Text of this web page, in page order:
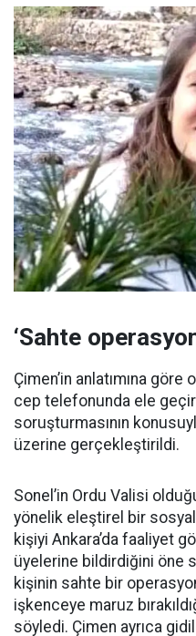
‘Sahte
Çimen’in anlatımına göre
cep telefonunda ele
soruşturmasının
üzerine gerçekleştirildi.
Sonel’in Ordu Valisi
yönelik eleştirel bir sosyal
kişiyi Ankara’da faaliyet
üyelerine bildirdiğini öne
kişinin sahte bir
işkenceye maruz
söyledi. Çimen ayrıca